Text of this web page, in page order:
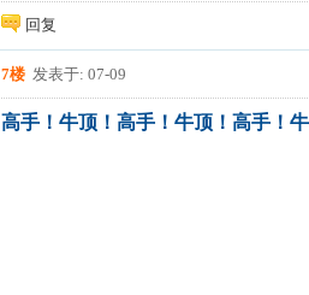
回复
7楼 发表于: 07-09
高手！牛顶！高手！牛顶！高手！